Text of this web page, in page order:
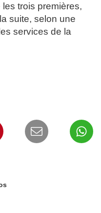
trois premières,
suite, selon une
services de la